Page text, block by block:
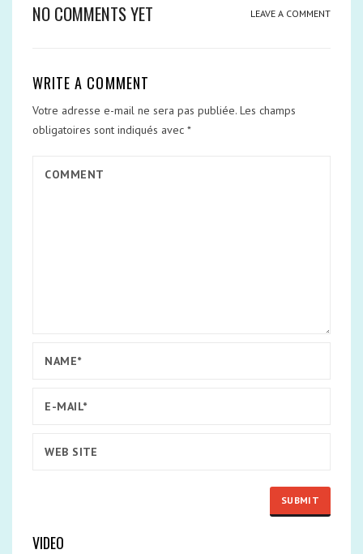
NO COMMENTS YET LEAVE A COMMENT
WRITE A COMMENT
Votre adresse e-mail ne sera pas publiée. Les champs
obligatoires sont indiqués avec *
VIDEO